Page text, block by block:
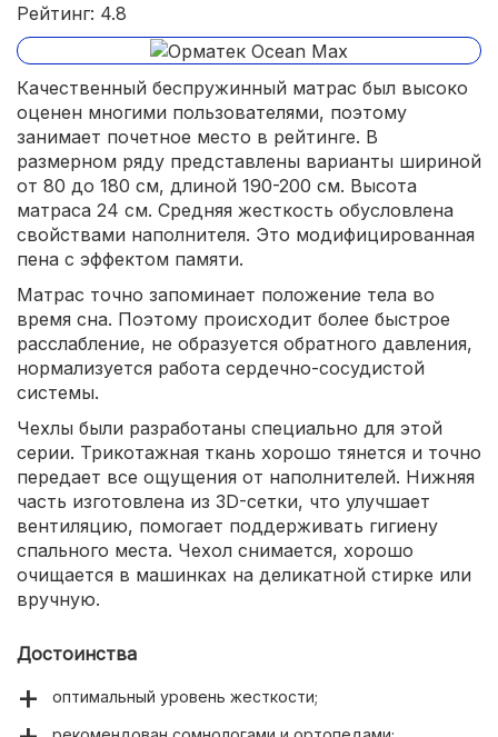
Рейтинг: 4.8
Качественный беспружинный матрас был высоко
оценен многими пользователями, поэтому
занимает почетное место в рейтинге. В
размерном ряду представлены варианты шириной
от 80 до 180 см, длиной 190-200 см. Высота
матраса 24 см. Средняя жесткость обусловлена
свойствами наполнителя. Это модифицированная
пена с эффектом памяти.
Матрас точно запоминает положение тела во
время сна. Поэтому происходит более быстрое
расслабление, не образуется обратного давления,
нормализуется работа сердечно-сосудистой
системы.
Чехлы были разработаны специально для этой
серии. Трикотажная ткань хорошо тянется и точно
передает все ощущения от наполнителей. Нижняя
часть изготовлена из 3D-сетки, что улучшает
вентиляцию, помогает поддерживать гигиену
спального места. Чехол снимается, хорошо
очищается в машинках на деликатной стирке или
вручную.
Достоинства
оптимальный уровень жесткости;